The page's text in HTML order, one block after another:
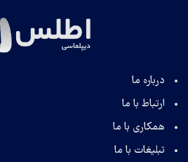
درباره ما
ارتباط با ما
همکاری با ما
تبلیغات با ما